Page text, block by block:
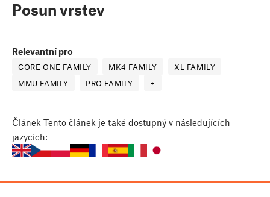
Posun vrstev
Relevantní pro
CORE ONE FAMILY MK4 FAMILY
XL FAMILY
MMU FAMILY
PRO FAMILY +
Článek Tento článek je také dostupný v následujících
jazycích: